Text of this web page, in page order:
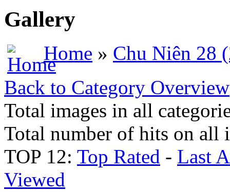
Gallery
Home » Chu Niên 28
Back to Category Overview
Total images in all
Total number of hits on all
TOP 12: Top Rated - Last
Viewed